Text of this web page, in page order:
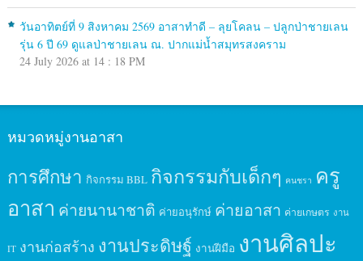
วันอาทิตย์ที่ 9 สิงหาคม 2569 อาสาทำดี – ลุยโคลน – ปลูกป่าชายเลน
รุ่น 6 ปี 69 ดูแลป่าชายเลน ณ. ปากแม่น้ำสมุทรสงคราม
24 July 2026 at 14 : 18 PM
หมวดหมู่งานอาสา
การศึกษา กิจกรรม BBL กิจกรรมกับเด็กๆ คนชรา ครู
อาสา ค่ายนานาชาติ ค่ายอนุรักษ์ ค่ายอาสา ค่ายเกษตร งาน
IT งานก่อสร้าง งานประดิษฐ์ งานฝีมือ งานศิลปะ